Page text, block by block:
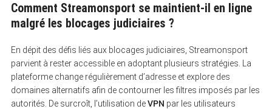
Comment Streamonsport se maintient-il en ligne
malgré les blocages judiciaires ?
En dépit des défis liés aux blocages judiciaires, Streamonsport
parvient à rester accessible en adoptant plusieurs stratégies. La
plateforme change régulièrement d’adresse et explore des
domaines alternatifs afin de contourner les filtres imposés par les
autorités. De surcroît, l’utilisation deVPN par les utilisateurs